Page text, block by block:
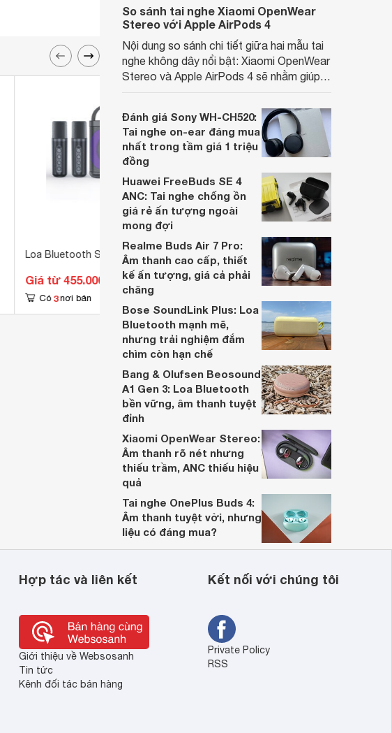
Loa Bluetooth Su-Yosd YS-307
Giá từ 455.000 đ
Có 3 nơi bán
Loa Bluetooth Su-Yosd YS-308
Giá từ 533.500 đ
So sánh tai nghe Xiaomi OpenWear
Stereo với Apple AirPods 4
Nội dung so sánh chi tiết giữa hai mẫu tai
nghe không dây nổi bật: Xiaomi OpenWear
Stereo và Apple AirPods 4 sẽ nhằm giúp
dựa trên nhu cầu và sở thích cá nhân. Cả
hai đều là sản phẩm chất lượng cao,
nhưng hướng tới đối tượng khách hàng
khác nhau.
Đánh giá Sony WH-CH520:
Tai nghe on-ear đáng mua
nhất trong tầm giá 1 triệu
đồng
Huawei FreeBuds SE 4
ANC: Tai nghe chống ồn
giá rẻ ấn tượng ngoài
mong đợi
Realme Buds Air 7 Pro:
Âm thanh cao cấp, thiết
kế ấn tượng, giá cả phải
chăng
Bose SoundLink Plus: Loa
Bluetooth mạnh mẽ,
nhưng trải nghiệm đắm
chìm còn hạn chế
Bang & Olufsen Beosound
A1 Gen 3: Loa Bluetooth
bền vững, âm thanh tuyệt
đỉnh
Xiaomi OpenWear Stereo:
Âm thanh rõ nét nhưng
thiếu trầm, ANC thiếu hiệu
quả
Tai nghe OnePlus Buds 4:
Âm thanh tuyệt vời, nhưng
liệu có đáng mua?
Hợp tác và liên kết
Giới thiệu về Websosanh
Tin tức
Kênh đối tác bán hàng
Kết nối với chúng tôi
Private Policy
RSS